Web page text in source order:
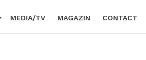
MEDIA/TV MAGAZIN CONTACT